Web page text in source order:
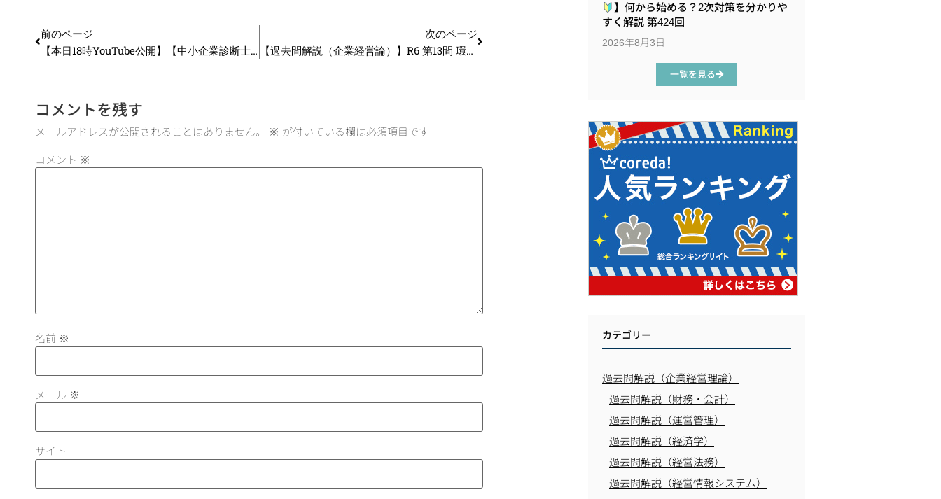
前のページ
【本日18時YouTube公開】【中小企業診断士2次試験】2024年度版 事例 I 勉強法 超概要_第306回
次のページ
【過去問解説（企業経営論）】R6 第13問 環境分析と戦略
コメントを残す
メールアドレスが公開されることはありません。 ※ が付いている欄は必須項目です
コメント ※
名前 ※
メール ※
サイト
】何から始める？2次対策を分かりや
すく解説 第424回
2026年8月3日
一覧を見る
カテゴリー
過去問解説（企業経営理論）
過去問解説（財務・会計）
過去問解説（運営管理）
過去問解説（経済学）
過去問解説（経営法務）
過去問解説（経営情報システム）